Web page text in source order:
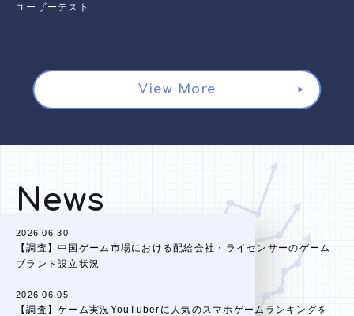
View More
ユーザーテスト
News
2026.06.30
【調査】中国ゲーム市場における配給会社・ライセンサーのゲーム
ブランド設立状況
2026.06.05
【調査】ゲーム実況YouTuberに人気のスマホゲームランキングを